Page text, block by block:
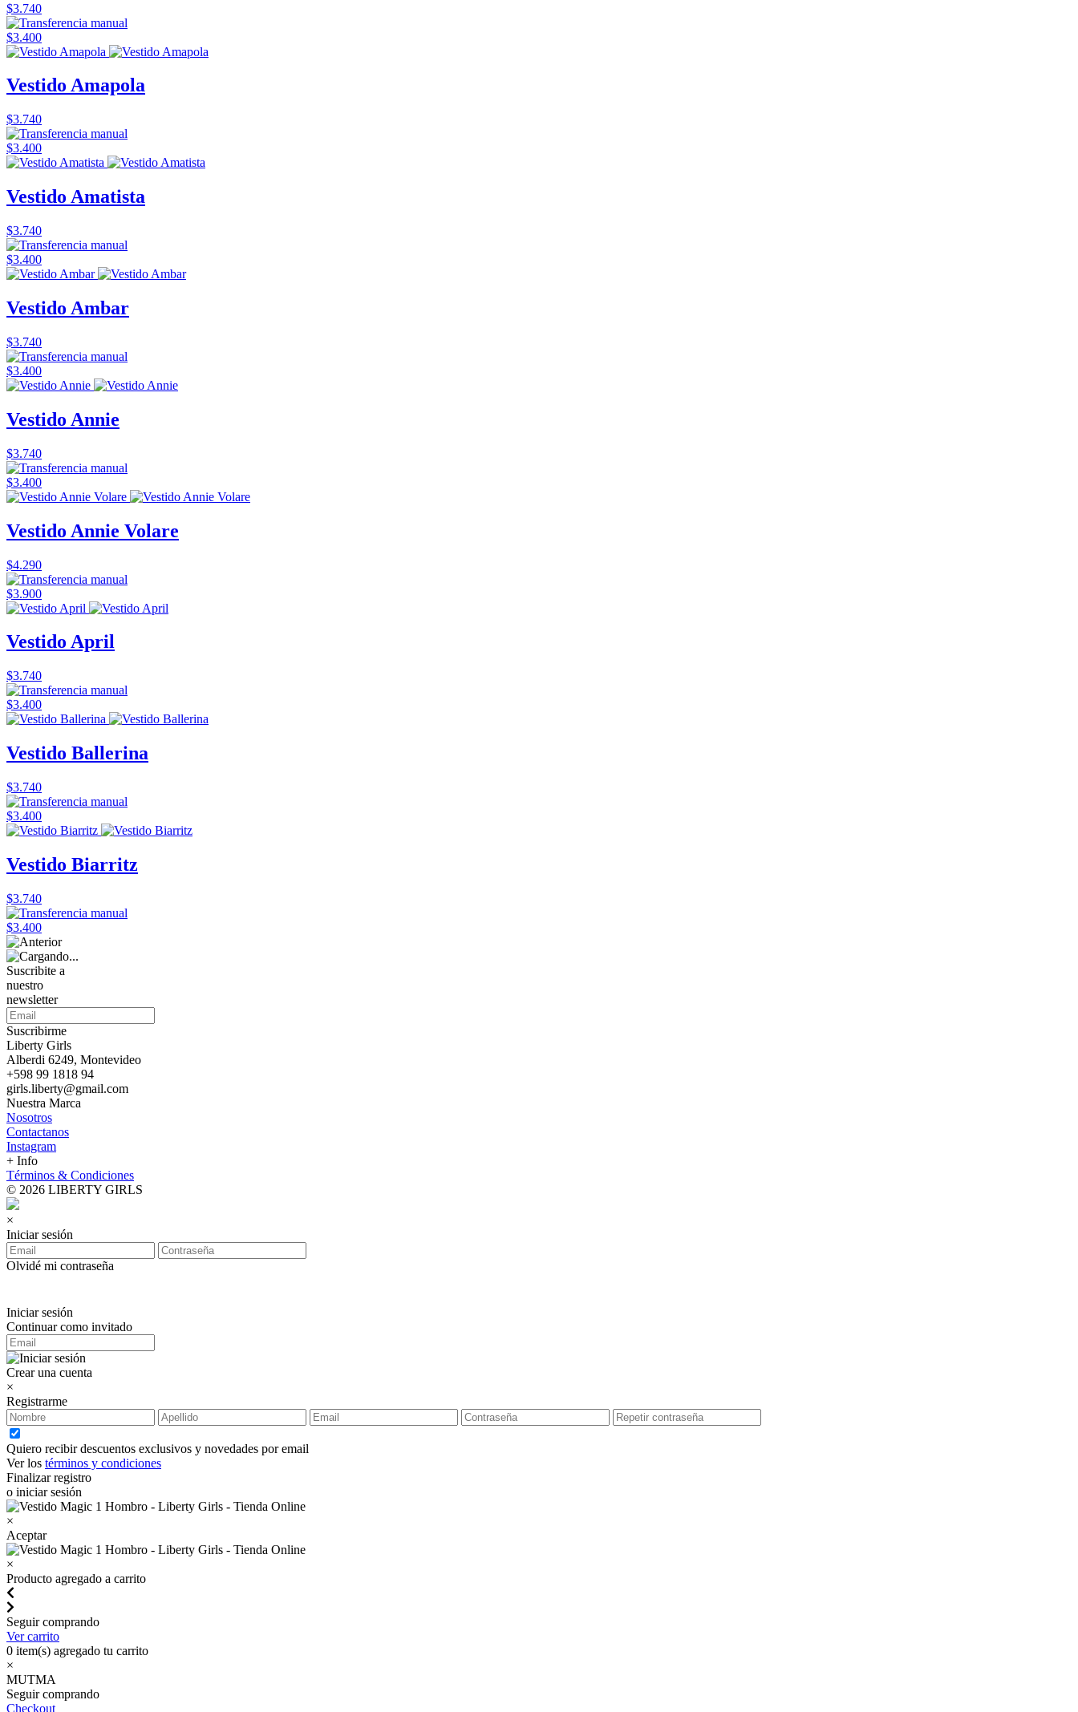
$3.740
$3.400
Vestido Amapola
$3.740
$3.400
Vestido Amatista
$3.740
$3.400
Vestido Ambar
$3.740
$3.400
Vestido Annie
$3.740
$3.400
Vestido Annie Volare
$4.290
$3.900
Vestido April
$3.740
$3.400
Vestido Ballerina
$3.740
$3.400
Vestido Biarritz
$3.740
$3.400
Suscribite a
nuestro
newsletter
Suscribirme
Liberty Girls
Alberdi 6249, Montevideo
+598 99 1818 94
girls.liberty@gmail.com
Nuestra Marca
Nosotros
Contactanos
Instagram
+ Info
Términos & Condiciones
© 2026 LIBERTY GIRLS
×
Iniciar sesión
Olvidé mi contraseña
Iniciar sesión
Continuar como invitado
Crear una cuenta
×
Registrarme
Quiero recibir descuentos exclusivos y novedades por email
Ver los términos y condiciones
Finalizar registro
o iniciar sesión
×
Aceptar
×
Producto agregado a carrito
Seguir comprando
Ver carrito
0 item(s) agregado tu carrito
×
MUTMA
Seguir comprando
Checkout